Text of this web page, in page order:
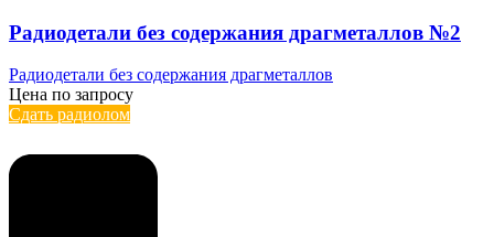
Радиодетали без содержания драгметаллов №2
Радиодетали без содержания драгметаллов
Цена по запросу
Сдать радиолом